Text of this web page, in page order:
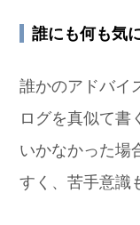
誰にも何も気
誰かのアドバイ
ログを真似て書
いかなかった場
すく、苦手意識